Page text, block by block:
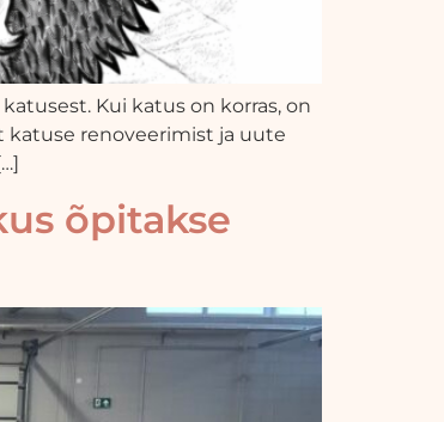
katusest. Kui katus on korras, on
katuse renoveerimist ja uute
õpitakse